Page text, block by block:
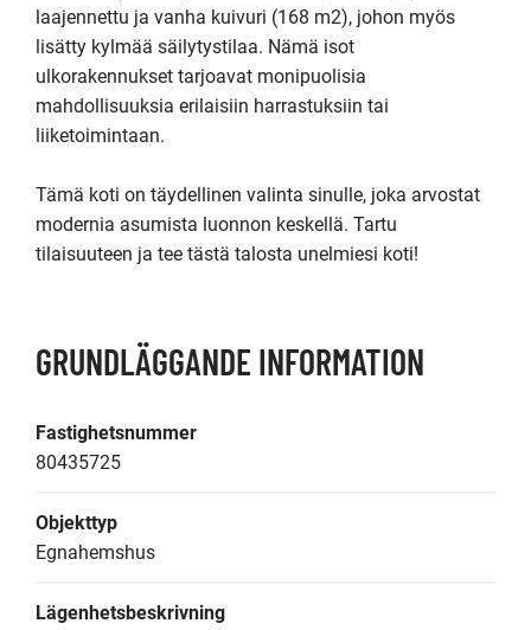
laajennettu ja vanha kuivuri (168 m2), johon myös
lisätty kylmää säilytystilaa. Nämä isot
ulkorakennukset tarjoavat monipuolisia
mahdollisuuksia erilaisiin harrastuksiin tai
liiketoimintaan.
Tämä koti on täydellinen valinta sinulle, joka arvostat
modernia asumista luonnon keskellä. Tartu
tilaisuuteen ja tee tästä talosta unelmiesi koti!
GRUNDLÄGGANDE INFORMATION
Fastighetsnummer
80435725
Objekttyp
Egnahemshus
Lägenhetsbeskrivning